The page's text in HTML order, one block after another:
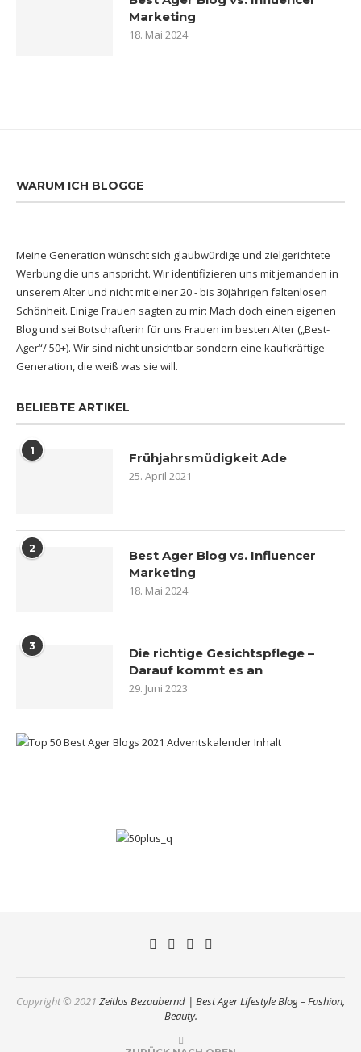
Marketing
18. Mai 2024
WARUM ICH BLOGGE
Meine Generation wünscht sich glaubwürdige und zielgerichtete
Werbung die uns anspricht. Wir identifizieren uns mit jemanden in
unserem Alter und nicht mit einer 20 - bis 30jährigen faltenlosen
Schönheit. Einige Frauen sagten zu mir: Mach doch einen eigenen
Blog und sei Botschafterin für uns Frauen im besten Alter („Best-
Ager“/ 50+). Wir sind nicht unsichtbar sondern eine kaufkräftige
Generation, die weiß was sie will.
BELIEBTE ARTIKEL
1 Frühjahrsmüdigkeit Ade
25. April 2021
2
Best Ager Blog vs. Influencer
Marketing
18. Mai 2024
3
Die richtige Gesichtspflege –
Darauf kommt es an
29. Juni 2023
Copyright © 2021 Zeitlos Bezaubernd | Best Ager Lifestyle Blog – Fashion,
Beauty.